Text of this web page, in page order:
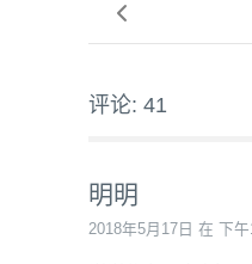
评论: 41
明明
2018年5月17日 在 下